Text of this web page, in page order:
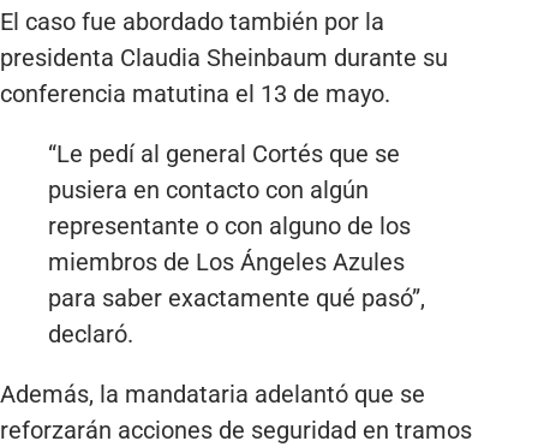
El caso fue abordado también por la
presidenta Claudia Sheinbaum durante su
conferencia matutina el 13 de mayo.
“Le pedí al general Cortés que se
pusiera en contacto con algún
representante o con alguno de los
miembros de Los Ángeles Azules
para saber exactamente qué pasó”,
declaró.
Además, la mandataria adelantó que se
reforzarán acciones de seguridad en tramos